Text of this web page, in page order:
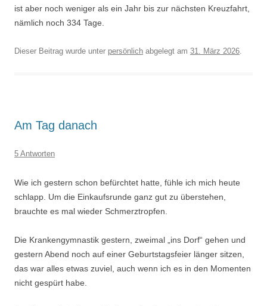
ist aber noch weniger als ein Jahr bis zur nächsten Kreuzfahrt,
nämlich noch 334 Tage.
Dieser Beitrag wurde unter persönlich abgelegt am 31. März 2026.
Am Tag danach
5 Antworten
Wie ich gestern schon befürchtet hatte, fühle ich mich heute
schlapp. Um die Einkaufsrunde ganz gut zu überstehen,
brauchte es mal wieder Schmerztropfen.
Die Krankengymnastik gestern, zweimal „ins Dorf“ gehen und
gestern Abend noch auf einer Geburtstagsfeier länger sitzen,
das war alles etwas zuviel, auch wenn ich es in den Momenten
nicht gespürt habe.